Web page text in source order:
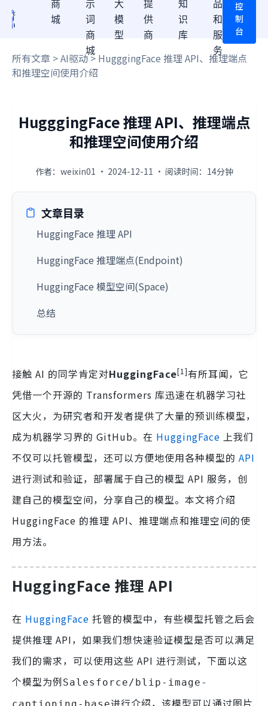
商
城
示
词
商
城
大
模
型
提
供
商
知
识
库
品
和
服
务
控
制
台
所有文章 >AI驱动> HugggingFace 推理 API、推理端点
和推理空间使用介绍
HugggingFace 推理 API、推理端点
和推理空间使用介绍
作者：weixin01 · 2024-12-11 · 阅读时间：14分钟
文章目录
HuggingFace 推理 API
HuggingFace 推理端点(Endpoint)
HuggingFace 模型空间(Space)
总结
接触 AI 的同学肯定对HuggingFace[1]有所耳闻，它
凭借一个开源的 Transformers 库迅速在机器学习社
区大火，为研究者和开发者提供了大量的预训练模型，
成为机器学习界的 GitHub。在 HuggingFace 上我们
不仅可以托管模型，还可以方便地使用各种模型的 API
进行测试和验证，部署属于自己的模型 API 服务，创
建自己的模型空间，分享自己的模型。本文将介绍
HuggingFace 的推理 API、推理端点和推理空间的使
用方法。
HuggingFace 推理 API
在 HuggingFace 托管的模型中，有些模型托管之后会
提供推理 API，如果我们想快速验证模型是否可以满足
我们的需求，可以使用这些 API 进行测试，下面以这
个模型为例Salesforce/blip-image-
进行介绍，该模型可以通过图片